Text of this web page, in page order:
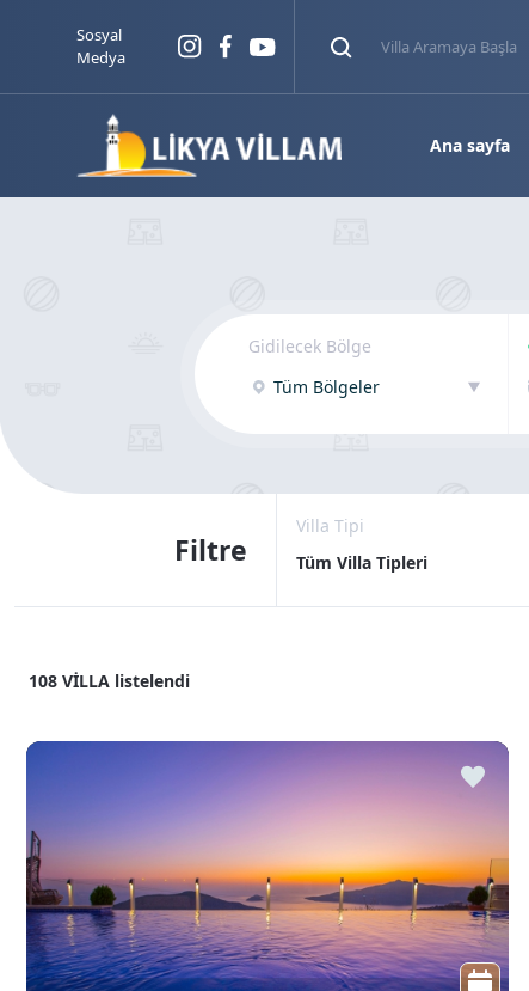
Sosyal
Medya
Ana sayfa
Gidilecek Bölge
Tüm Bölgeler
Filtre
Villa Tipi
Tüm Villa Tipleri
108 VİLLA listelendi